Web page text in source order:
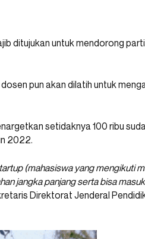
ditujukan untuk mendorong
pun akan dilatih untuk
setidaknya 100 ribu
2022.
(mahasiswa yang mengikuti
jangka panjang serta bisa
Direktorat Jenderal